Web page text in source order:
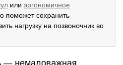
или эргономичное
поможет сохранить
нагрузку на позвоночник во
— немаловажная